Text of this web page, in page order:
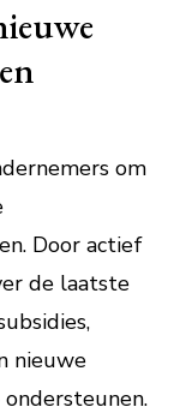
om
Door actief
de laatste
nieuwe